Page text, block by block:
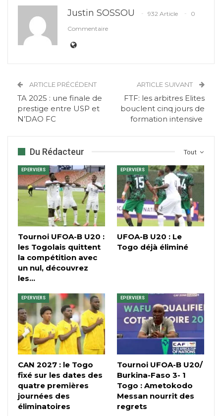
Justin SOSSOU 932 Article
0
Commentaire
ARTICLE PRÉCÉDENT
TA 2025 : une finale de
prestige entre USP et
N’DAO FC
ARTICLE SUIVANT
FTF: les arbitres Elites
bouclent cinq jours de
formation intensive
Tout
Du Rédacteur
EPERVIERS
Tournoi UFOA-B U20 :
les Togolais quittent
la compétition avec
un nul, découvrez
les…
EPERVIERS
UFOA-B U20 : Le
Togo déjà éliminé
EPERVIERS
CAN 2027 : le Togo
fixé sur les dates des
quatre premières
journées des
éliminatoires
EPERVIERS
Tournoi UFOA-B U20/
Burkina-Faso 3- 1
Togo : Ametokodo
Messan nourrit des
regrets